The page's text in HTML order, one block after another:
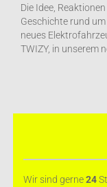
Die Idee,
Geschichte rund
neues
TWIZY, in unserem
Wir sind gerne24